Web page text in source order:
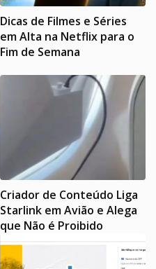
Dicas de Filmes e Séries
em Alta na Netflix para o
Fim de Semana
Criador de Conteúdo Liga
Starlink em Avião e Alega
que Não é Proibido